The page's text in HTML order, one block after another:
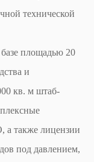
технической
площадью 20
и
кв. м штаб-
а также лицензии
под давлением,